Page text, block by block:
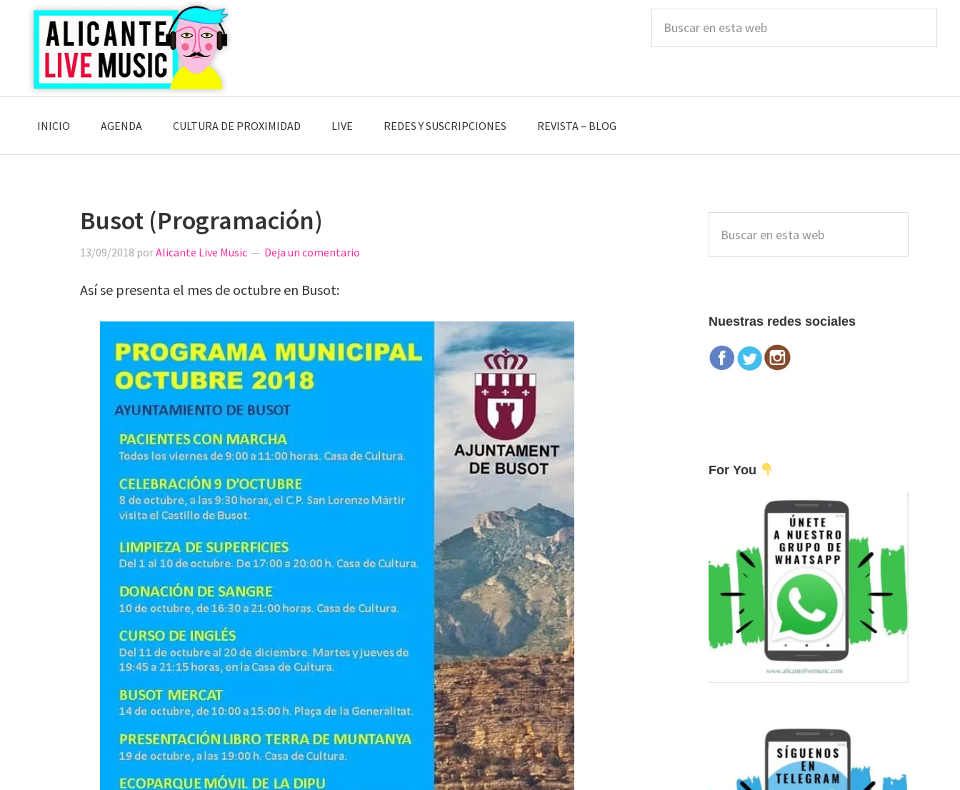
Saltar
navegación
principal
Saltar
contenido
principal
Saltar
lateral
principal
esta
INICIO AGENDA CULTURA DE PROXIMIDAD LIVE REDES Y SUSCRIPCIONES REVISTA – BLOG
Busot (Programación)
13/09/2018 porAlicante Live Music Deja un comentario
Así se presenta el mes de octubre en Busot:
lateral
principal
esta
Nuestras redes sociales
For You